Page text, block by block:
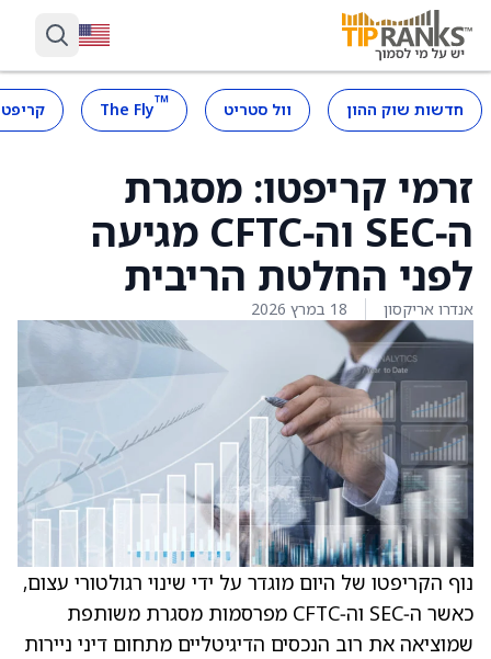
חדשות שוק ההון וול סטריט ™
The Fly
זרמי קריפטו: מסגרת
ה‑SEC וה‑CFTC מגיעה
לפני החלטת הריבית
אנדרו אריקסון 18 במרץ 2026
נוף הקריפטו של היום מוגדר על ידי שינוי רגולטורי עצום,
כאשר ה‑SEC וה‑CFTC מפרסמות מסגרת משותפת
שמוציאה את רוב הנכסים הדיגיטליים מתחום דיני ניירות